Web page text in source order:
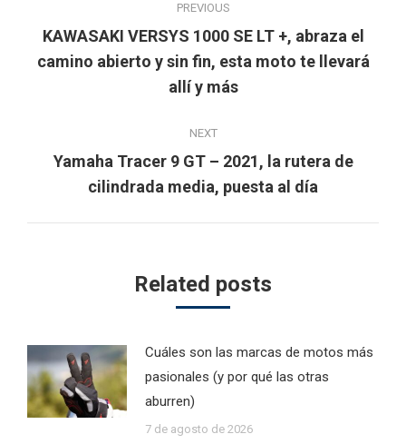
navigation
PREVIOUS
Previous
post:
KAWASAKI VERSYS 1000 SE LT +, abraza el
camino abierto y sin fin, esta moto te llevará
allí y más
NEXT
Next
post:
Yamaha Tracer 9 GT – 2021, la rutera de
cilindrada media, puesta al día
Related posts
Cuáles son las marcas de motos más
pasionales (y por qué las otras
aburren)
7 de agosto de 2026